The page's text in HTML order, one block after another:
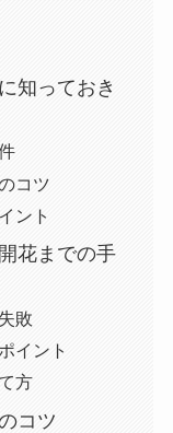
知っておき
コツ
ント
花までの手
敗
イント
方
コツ